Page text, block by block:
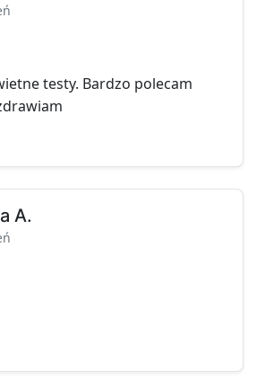
5 na 5
testy. Bardzo polecam
A.
5 na 5